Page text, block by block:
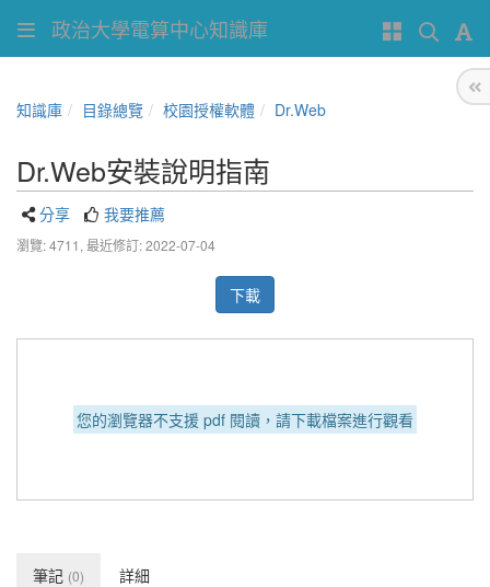
政治大學電算中心知識庫
知識庫 目錄總覽 校園授權軟體 Dr.Web
Dr.Web安裝說明指南
分享 我要推薦
瀏覽: 4711, 最近修訂: 2022-07-04
下載
您的瀏覽器不支援 pdf 閱讀，請下載檔案進行觀看
筆記 (0) 詳細